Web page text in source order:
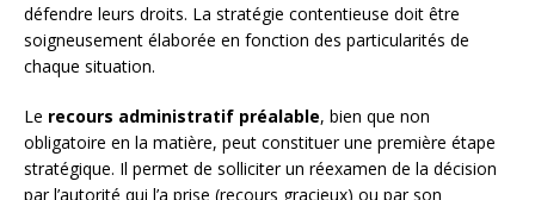
défendre leurs droits. La stratégie contentieuse doit être
soigneusement élaborée en fonction des particularités de
chaque situation.
Le recours administratif préalable, bien que non
obligatoire en la matière, peut constituer une première étape
stratégique. Il permet de solliciter un réexamen de la décision
par l’autorité qui l’a prise (recours gracieux) ou par son